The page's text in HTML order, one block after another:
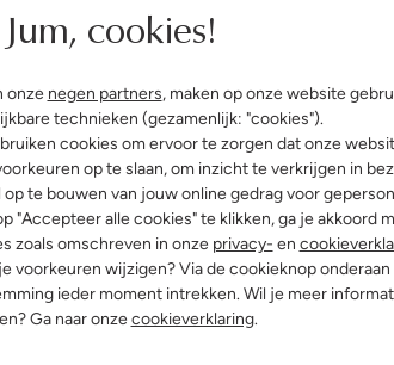
Jum, cookies!
onze negen partners, maken op onze website
technieken (gezamenlijk: "cookies").
cookies om ervoor te zorgen dat onze
op te slaan, om inzicht te verkrijgen in
op te bouwen van jouw online gedrag voor
"Accepteer alle cookies" te klikken, ga je akkoord
zoals omschreven in onze privacy- en
voorkeuren wijzigen? Via de cookieknop
ieder moment intrekken. Wil je meer
Ga naar onzecookieverklaring.